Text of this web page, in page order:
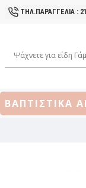
ΤΗΛ.ΠΑΡΑΓΓΕΛΙΑ :
ΒΑΠΤΙΣΤΙΚΑ